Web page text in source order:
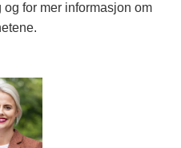
for mer informasjon om